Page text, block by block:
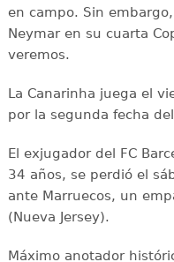
en campo. Sin
Neymar en su cuarta
veremos.
La Canarinha juega el
por la segunda fecha
El exjugador del FC
34 años, se perdió el
ante Marruecos, un
(Nueva Jersey).
Máximo anotador